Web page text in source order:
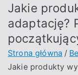
Jakie
adaptację?
Strona główna
Jakie produkty